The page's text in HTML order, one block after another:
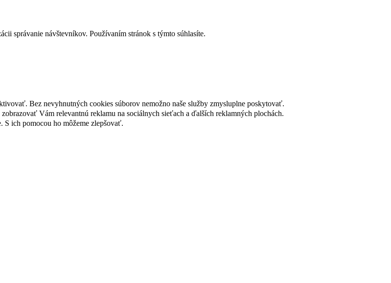
správanie návštevníkov. Používaním stránok s týmto súhlasíte.
Bez nevyhnutných cookies súborov nemožno naše služby zmysluplne poskytovať.
Vám relevantnú reklamu na sociálnych sieťach a ďalších reklamných plochách.
S ich pomocou ho môžeme zlepšovať.